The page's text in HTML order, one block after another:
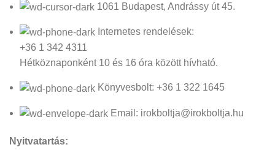
1061 Budapest, Andrássy út 45.
Internetes rendelések:
+36 1 342 4311
Hétköznaponként 10 és 16 óra között hívható.
Könyvesbolt: +36 1 322 1645
Email: irokboltja@irokboltja.hu
Nyitvatartás: